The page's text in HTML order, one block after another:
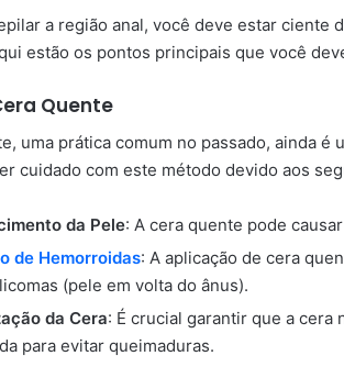
a região anal, você deve estar ciente
estão os pontos principais que você
Quente
uma prática comum no passado, ainda é
cuidado com este método devido aos
da Pele: A cera quente pode
de Hemorroidas: A aplicação de cera
(pele em volta do ânus).
da Cera: É crucial garantir que a cera
para evitar queimaduras.